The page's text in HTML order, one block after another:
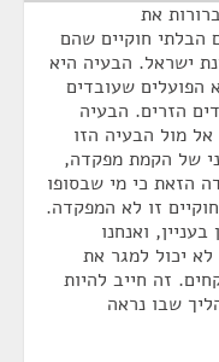
את
הבלתי חוקיים שהם
ישראל. הבעיה היא
הפועלים שעובדים
הזרים. הבעיה
מול הבעיה הזו
של הקמת מפקדה,
הזאת כי מי שבסופו
זו לא המפקדה.
ואנחנו
יכול למגר את
זה חייב להיות
שבו נראה